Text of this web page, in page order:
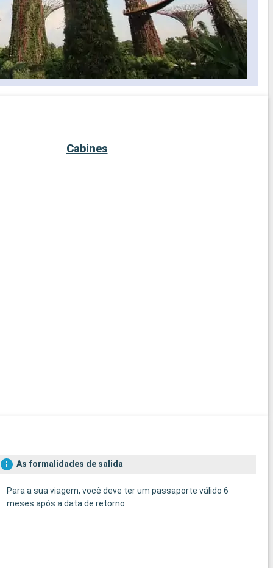
Cabines
As formalidades de salida
Para a sua viagem, você deve ter um passaporte válido 6
meses após a data de retorno.